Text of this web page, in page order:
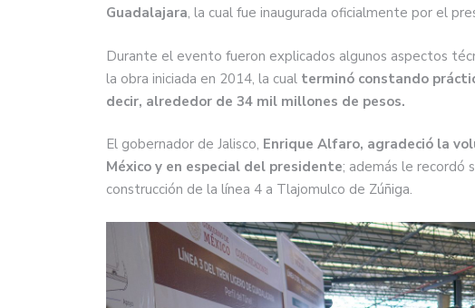
Guadalajara, la cual fue inaugurada oficialmente por el
Durante el evento fueron explicados algunos aspectos
la obra iniciada en 2014, la cual terminó constando
decir, alrededor de 34 mil millones de pesos.
El gobernador de Jalisco, Enrique Alfaro, agradeció la
México y en especial del presidente; además le recordó
construcción de la línea 4 a Tlajomulco de Zúñiga.